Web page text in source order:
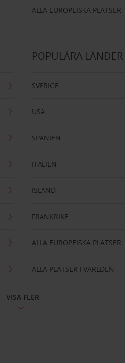
ALLA EUROPEISKA PLATSER
POPULÄRA LÄNDER
SVERIGE
USA
SPANIEN
ITALIEN
ISLAND
FRANKRIKE
ALLA EUROPEISKA PLATSER
ALLA PLATSER I VÄRLDEN
VISA FLER